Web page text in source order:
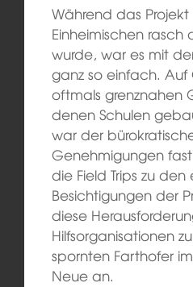
Während das
Einheimischen
wurde, war es mit
ganz so einfach. Auf
oftmals grenznahen
denen Schulen
war der
Genehmigungen
die Field Trips zu den
Besichtigungen der
diese
Hilfsorganisationen
spornten Farthofer
Neue an.